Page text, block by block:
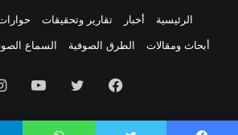
الرئيسية أخبار تقارير وتحقيقات
أبحاث ومقالات
الطرق الصوفية السماع
فيسبوك تويتر